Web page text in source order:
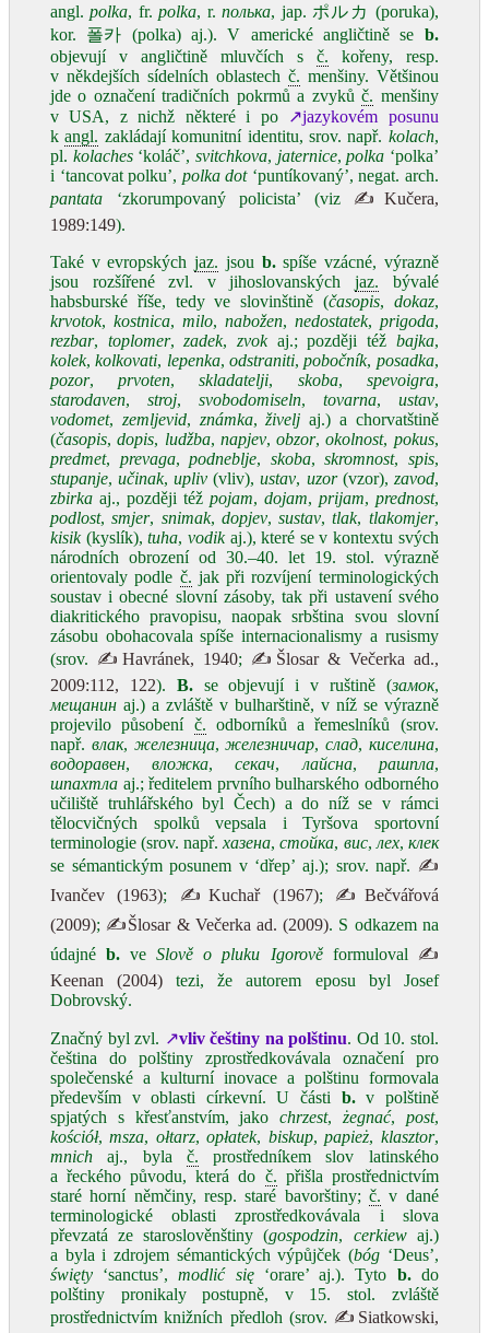
angl.polka, fr.polka, r.полька, jap. ポルカ (poruka),
kor. 폴카 (polka) aj.). V americké angličtině se b.
objevují v angličtině mluvčích s č. kořeny, resp.
v někdejších sídelních oblastech č. menšiny. Většinou
jde o označení tradičních pokrmů a zvykůč. menšiny
v USA, z nichž některé i po
↗jazykovém posunu
kangl. zakládají komunitní identitu, srov. např. kolach,
pl. kolaches‘koláč’, svitchkova, jaternice,polka ‘polka’
i ‘tancovat polku’, polka dot‘puntíkovaný’, negat. arch.
pantata ‘zkorumpovaný policista’ (viz ✍Kučera,
1989:149).
Také v evropskýchjaz. jsou b.spíše vzácné, výrazně
jsou rozšířené zvl. v jihoslovanskýchjaz. bývalé
habsburské říše, tedy ve slovinštině (časopis, dokaz,
krvotok, kostnica, milo, nabožen, nedostatek, prigoda,
rezbar, toplomer,zadek,zvokaj.; později též bajka,
kolek,kolkovati, lepenka,odstraniti,pobočník, posadka,
pozor,prvoten,skladatelji, skoba, spevoigra,
starodaven, stroj, svobodomiseln, tovarna, ustav,
vodomet, zemljevid, známka,živelj aj.) a chorvatštině
(časopis,dopis, ludžba, napjev,obzor,okolnost, pokus,
predmet, prevaga,podneblje, skoba,skromnost, spis,
stupanje,učinak,upliv (vliv),ustav, uzor(vzor), zavod,
zbirka aj., později též pojam, dojam, prijam, prednost,
podlost,smjer, snimak, dopjev,sustav,tlak, tlakomjer,
kisik(kyslík),tuha, vodikaj.), které se v kontextu svých
národních obrození od 30.–40. let 19. stol. výrazně
orientovaly podle č. jak při rozvíjení terminologických
soustav i obecné slovní zásoby, tak při ustavení svého
diakritického pravopisu, naopak srbština svou slovní
zásobu obohacovala spíše internacionalismy a rusismy
(srov. ✍Havránek, 1940; ✍Šlosar & Večerka ad.,
2009:112, 122). B.se objevují i v ruštině (замок,
мещанин aj.) a zvláště v bulharštině, v níž se výrazně
projevilo působení č. odborníků a řemeslníků (srov.
např. влак, железница,железничар, слад, киселина,
вoдoрaвeн,влoжка,секач, лaйcна, рaшпла,
шпахтла aj.; ředitelem prvního bulharského odborného
učiliště truhlářského byl Čech) a do níž se v rámci
tělocvičných spolků vepsala i Tyršova sportovní
terminologie (srov. např.хазeнa,стойка, вис, лех, клек
se sémantickým posunem v ‘dřep’ aj.); srov. např. ✍
Ivančev (1963); ✍Kuchař (1967); ✍Bečvářová
(2009); ✍Šlosar & Večerka ad. (2009). S odkazem na
údajnéb. veSlově o pluku Igorověformuloval ✍
Keenan (2004) tezi, že autorem eposu byl Josef
Dobrovský.
Značný byl zvl. ↗vliv češtiny na polštinu. Od 10. stol.
čeština do polštiny zprostředkovávala označení pro
společenské a kulturní inovace a polštinu formovala
především v oblasti církevní. U části b.v polštině
spjatých s křesťanstvím, jakochrzest, żegnać, post,
kościół,msza, ołtarz,opłatek, biskup,papież, klasztor,
mnich aj., byla č. prostředníkem slov latinského
a řeckého původu, která do č. přišla prostřednictvím
staré horní němčiny, resp. staré bavorštiny;č. v dané
terminologické oblasti zprostředkovávala i slova
převzatá ze staroslověnštiny (gospodzin, cerkiewaj.)
a byla i zdrojem sémantických výpůjček (bóg ‘Deus’,
święty ‘sanctus’,modlić się‘orare’ aj.). Tyto b.do
polštiny pronikaly postupně, v 15. stol. zvláště
prostřednictvím knižních předloh (srov. ✍Siatkowski,